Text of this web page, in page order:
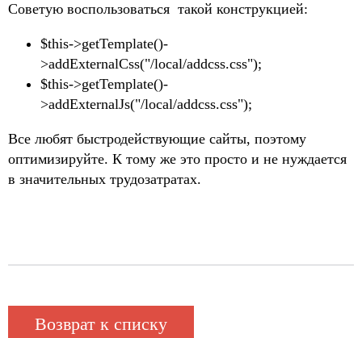
Советую воспользоваться такой конструкцией:
$this->getTemplate()-
>addExternalCss("/local/addcss.css");
$this->getTemplate()-
>addExternalJs("/local/addcss.css");
Все любят быстродействующие сайты, поэтому
оптимизируйте. К тому же это просто и не нуждается
в значительных трудозатратах.
Возврат к списку